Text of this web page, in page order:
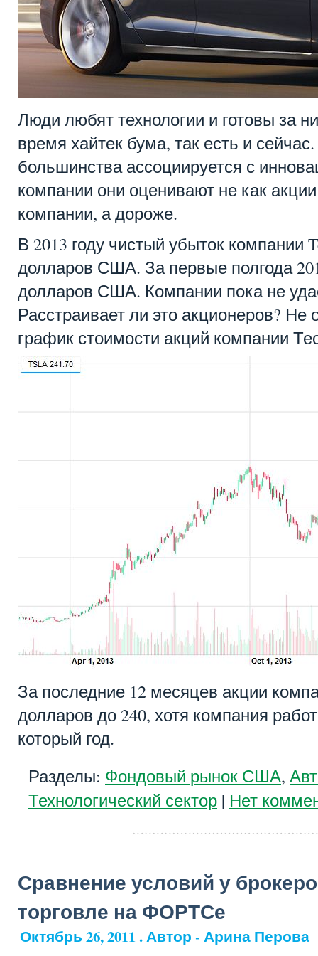
Люди любят технологии и готовы за
время хайтек бума, так есть и
большинства ассоциируется с
компании они оценивают не как
компании, а дороже.
В 2013 году чистый убыток компании
долларов США. За первые полгода
долларов США. Компании пока не
Расстраивает ли это акционеров? Не
график стоимости акций компании
За последние 12 месяцев акции
долларов до 240, хотя компания
который год.
Разделы: Фондовый рынок США,
Технологический сектор | Нет
Сравнение условий у
торговле на ФОРТСе
Октябрь 26, 2011 . Автор - Арина Перова